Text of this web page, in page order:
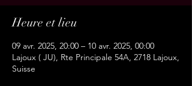
Heure et lieu
09 avr. 2025, 20:00 – 10 avr. 2025, 00:00
Lajoux ( JU), Rte Principale 54A, 2718 Lajoux,
Suisse